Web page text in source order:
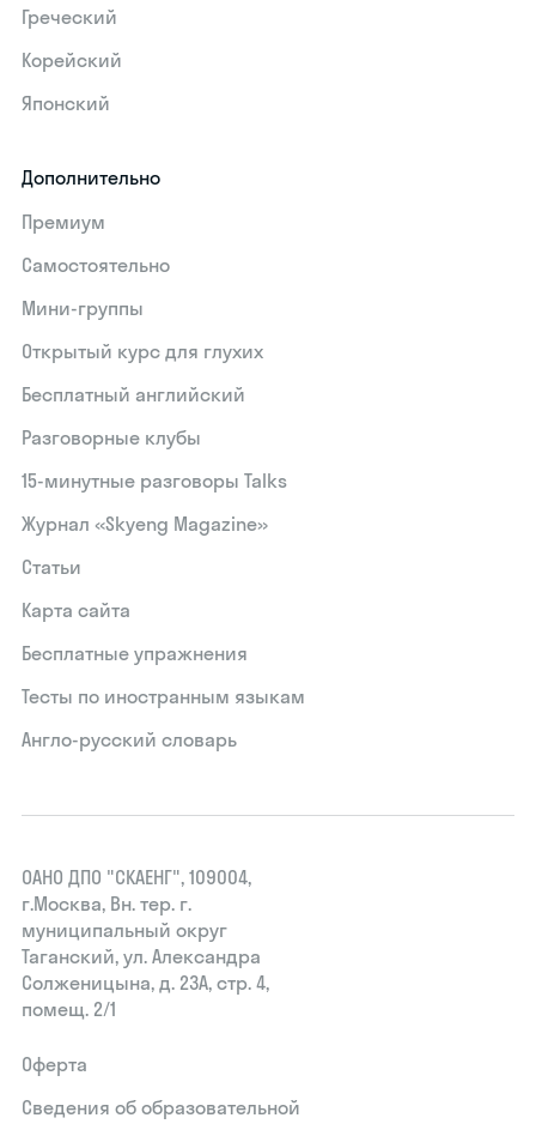
Греческий
Корейский
Японский
Дополнительно
Премиум
Самостоятельно
Мини-группы
Открытый курс для глухих
Бесплатный английский
Разговорные клубы
15‑минутные разговоры Talks
Журнал «Skyeng Magazine»
Статьи
Карта сайта
Бесплатные упражнения
Тесты по иностранным языкам
Англо-русский словарь
ОАНО ДПО "СКАЕНГ", 109004,
г.Москва, Вн. тер. г.
муниципальный округ
Таганский, ул. Александра
Солженицына, д. 23А, стр. 4,
помещ. 2/1
Оферта
Сведения об образовательной